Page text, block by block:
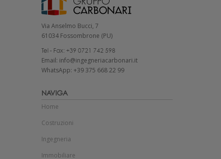
Via Anselmo Bucci, 7
61034 Fossombrone (PU)
Tel - Fax: +39 0721 742 598
Email: info@ingegneriacarbonari.it
WhatsApp: +39 375 668 22 99
NAVIGA
Home
Costruzioni
Ingegneria
Immobiliare